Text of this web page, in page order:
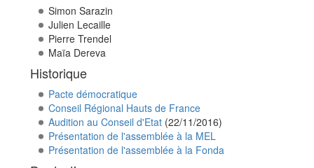
Simon Sarazin
Julien Lecaille
Pierre Trendel
Maïa Dereva
Historique
Pacte démocratique
Conseil Régional Hauts de France
Audition au Conseil d'Etat(22/11/2016)
Présentation de l'assemblée à la MEL
Présentation de l'assemblée à la Fonda